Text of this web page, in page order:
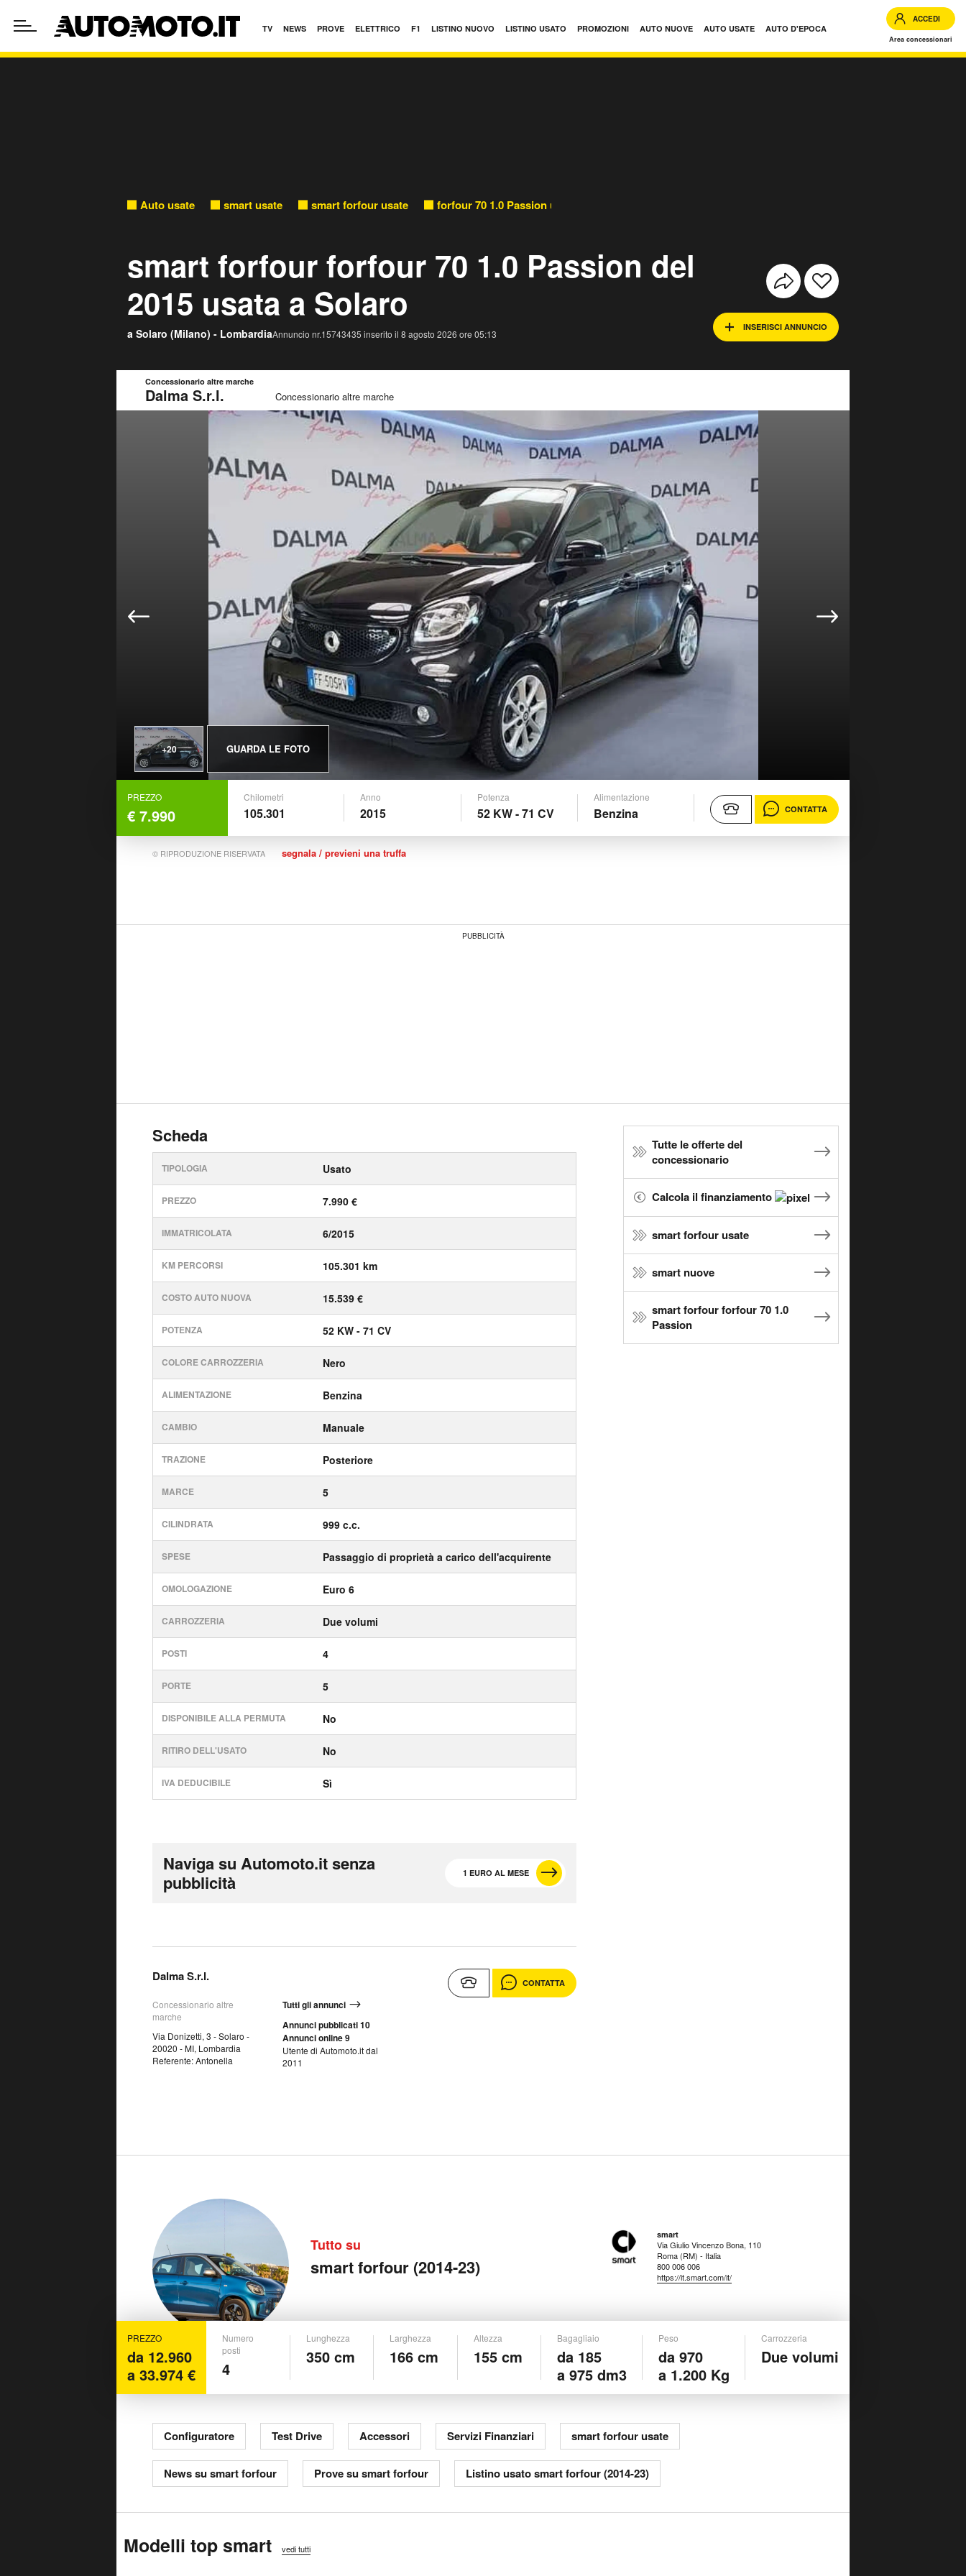
TV NEWS PROVE ELETTRICO F1 LISTINO NUOVO LISTINO USATO PROMOZIONI AUTO NUOVE AUTO USATE AUTO D'EPOCA
ACCEDI
Area concessionari
Auto usate smart usate smart forfour usate forfour 70 1.0 Passion usate
smart forfour forfour 70 1.0 Passion del
2015 usata a Solaro
a Solaro (Milano) - LombardiaAnnuncio nr.15743435 inserito il 8 agosto 2026 ore 05:13
INSERISCI ANNUNCIO
Concessionario altre marche
Dalma S.r.l. Concessionario altre marche
+20 GUARDA LE FOTO
PREZZO
€ 7.990
Chilometri
105.301
Anno
2015
Potenza
52 KW - 71 CV
Alimentazione
Benzina CONTATTA
© RIPRODUZIONE RISERVATA segnala / previeni una truffa
PUBBLICITÀ
Scheda
TIPOLOGIA Usato
PREZZO 7.990 €
IMMATRICOLATA 6/2015
KM PERCORSI 105.301 km
COSTO AUTO NUOVA 15.539 €
POTENZA 52 KW - 71 CV
COLORE CARROZZERIA Nero
ALIMENTAZIONE Benzina
CAMBIO Manuale
TRAZIONE Posteriore
MARCE 5
CILINDRATA 999 c.c.
SPESE Passaggio di proprietà a carico dell'acquirente
OMOLOGAZIONE Euro 6
CARROZZERIA Due volumi
POSTI 4
PORTE 5
DISPONIBILE ALLA PERMUTA No
RITIRO DELL'USATO No
IVA DEDUCIBILE Sì
Naviga su Automoto.it senza
pubblicità
1 EURO AL MESE
Dalma S.r.l.
Concessionario altre
marche
Via Donizetti, 3 - Solaro -
20020 - MI, Lombardia
Referente: Antonella
Tutti gli annunci
Annunci pubblicati 10
Annunci online 9
Utente di Automoto.it dal
2011
CONTATTA
Tutte le offerte del
concessionario
Calcola il finanziamento
smart forfour usate
smart nuove
smart forfour forfour 70 1.0
Passion
Tutto su
smart forfour (2014-23)
smart
Via Giulio Vincenzo Bona, 110
Roma (RM) - Italia
800 006 006
https://it.smart.com/it/
PREZZO
da 12.960
a 33.974 €
Numero
posti
4
Lunghezza
350 cm
Larghezza
166 cm
Altezza
155 cm
Bagagliaio
da 185
a 975 dm3
Peso
da 970
a 1.200 Kg
Carrozzeria
Due volumi
Configuratore Test Drive Accessori Servizi Finanziari smart forfour usate
News su smart forfour Prove su smart forfour Listino usato smart forfour (2014-23)
Modelli top smart vedi tutti